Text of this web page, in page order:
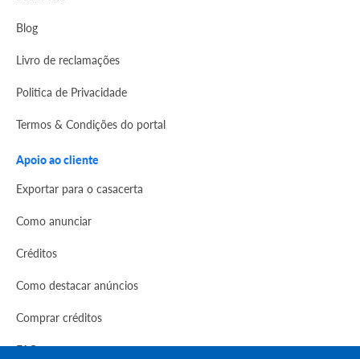
Blog
Livro de reclamações
Politica de Privacidade
Termos & Condições do portal
Apoio ao cliente
Exportar para o casacerta
Como anunciar
Créditos
Como destacar anúncios
Comprar créditos
FAQs